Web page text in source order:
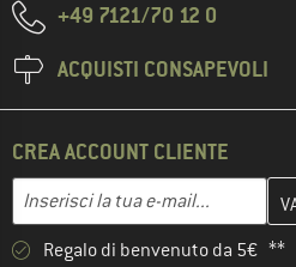
+49 7121/70 12 0
ACQUISTI CONSAPEVOLI
CREA ACCOUNT CLIENTE
Indirizzo e-mail
Inserisci qui il tuo indirizzo e-
Regalo di benvenuto da 5€ **